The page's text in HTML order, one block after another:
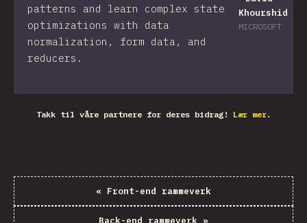
Khourshid
MICROSOFT
patterns and learn complex state
optimizations with data
normalization, form data, and
reducers.
Takk til våre partnere for deres bidrag! Lær mer.
« Front-end rammeverk
Back-end rammeverk »